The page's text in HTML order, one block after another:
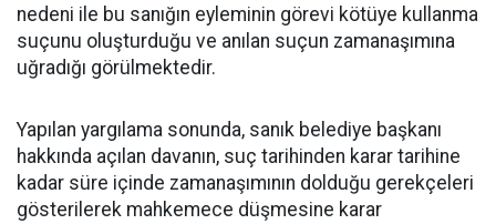
nedeni ile bu sanığın eyleminin görevi kötüye kullanma
suçunu oluşturduğu ve anılan suçun zamanaşımına
uğradığı görülmektedir.
Yapılan yargılama sonunda, sanık belediye başkanı
hakkında açılan davanın, suç tarihinden karar tarihine
kadar süre içinde zamanaşımının dolduğu gerekçeleri
gösterilerek mahkemece düşmesine karar